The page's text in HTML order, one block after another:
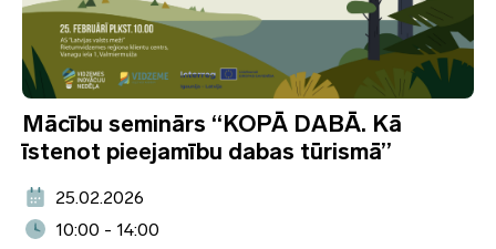
Mācību seminārs “KOPĀ DABĀ. Kā
īstenot pieejamību dabas tūrismā”
25.02.2026
10:00 - 14:00